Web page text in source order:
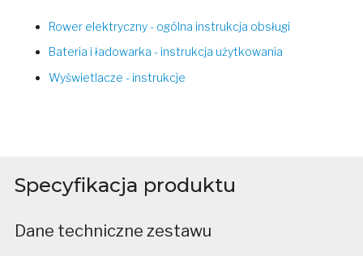
Rower elektryczny - ogólna instrukcja obsługi
Bateria i ładowarka - instrukcja użytkowania
Wyświetlacze - instrukcje
Specyfikacja produktu
Dane techniczne zestawu